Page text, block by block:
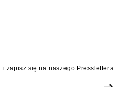
i zapisz się na naszego Presslettera